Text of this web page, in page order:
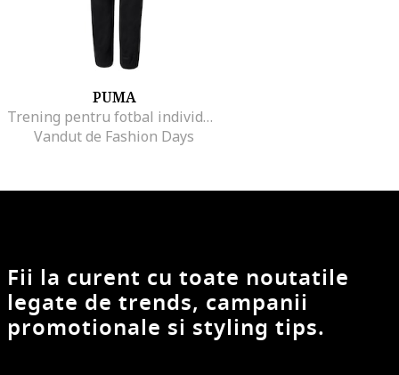
PUMA
Trening pentru fotbal individualRISE
Vandut de Fashion Days
Fii la curent cu toate noutatile
legate de trends, campanii
promotionale si styling tips.